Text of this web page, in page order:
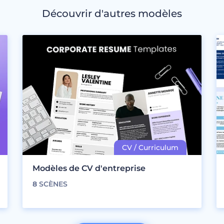
Découvrir d'autres modèles
Modèles de CV d'entreprise
8 SCÈNES